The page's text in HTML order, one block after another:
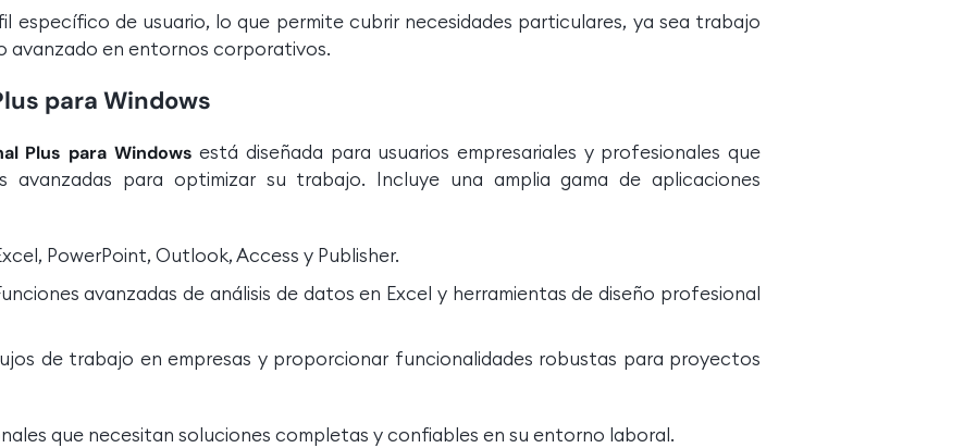
específico de usuario, lo que permite cubrir necesidades particulares, ya sea trabajo
avanzado en entornos corporativos.
para Windows
Plus para Windows está diseñada para usuarios empresariales y profesionales que
avanzadas para optimizar su trabajo. Incluye una amplia gama de aplicaciones
PowerPoint, Outlook, Access y Publisher.
avanzadas de análisis de datos en Excel y herramientas de diseño profesional
de trabajo en empresas y proporcionar funcionalidades robustas para proyectos
que necesitan soluciones completas y confiables en su entorno laboral.